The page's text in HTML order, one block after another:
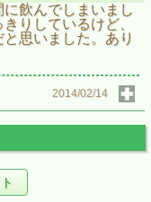
飲んでしまいまし
りしているけど、
思いました。あり
2014/02/14